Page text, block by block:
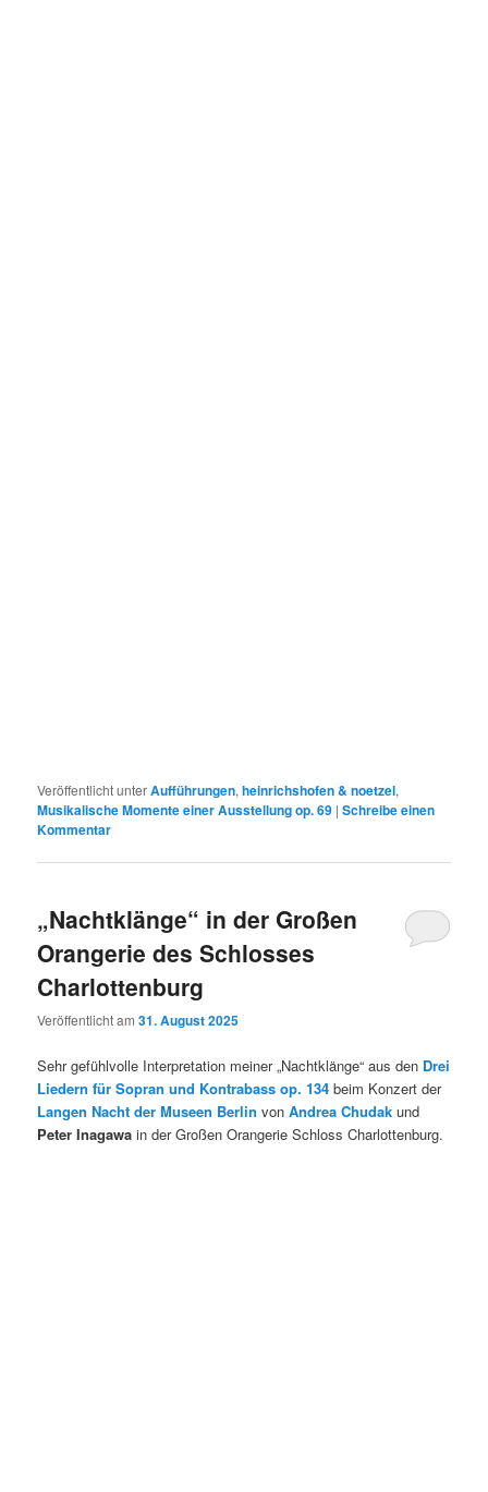
Veröffentlicht unterAufführungen,heinrichshofen & noetzel,
Musikalische Momente einer Ausstellung op. 69 |Schreibe einen
Kommentar
„Nachtklänge“ in der Großen
Orangerie des Schlosses
Charlottenburg
Veröffentlicht am31. August 2025
Sehr gefühlvolle Interpretation meiner „Nachtklänge“ aus den Drei
Liedern für Sopran und Kontrabass op. 134 beim Konzert der
Langen Nacht der Museen Berlin vonAndrea Chudak und
Peter Inagawa in der Großen Orangerie Schloss Charlottenburg.